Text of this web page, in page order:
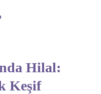
Hilal:
Keşif